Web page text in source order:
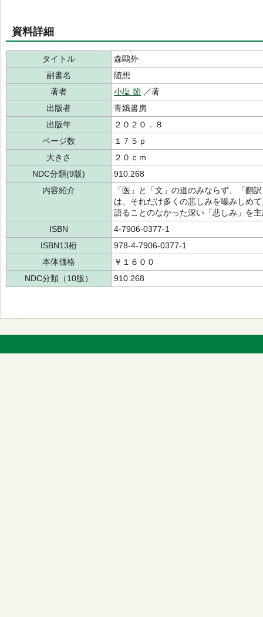
資料詳細
タイトル
森鷗外
副書名
随想
著者
小塩 節 ／著
出版者
青娥書房
出版年
２０２０．８
ページ数
１７５ｐ
大きさ
２０ｃｍ
NDC分類(9版)
910.268
内容紹介
「医」と「文」の道のみならず、「翻
は、それだけ多くの悲しみを嚙みしめ
語ることのなかった深い「悲しみ」を
ISBN
4-7906-0377-1
ISBN13桁
978-4-7906-0377-1
本体価格
￥１６００
NDC分類（10版）
910.268